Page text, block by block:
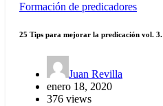
Formación de predicadores
25 Tips para mejorar la predicación vol. 3.
Juan Revilla
enero 18, 2020
376 views